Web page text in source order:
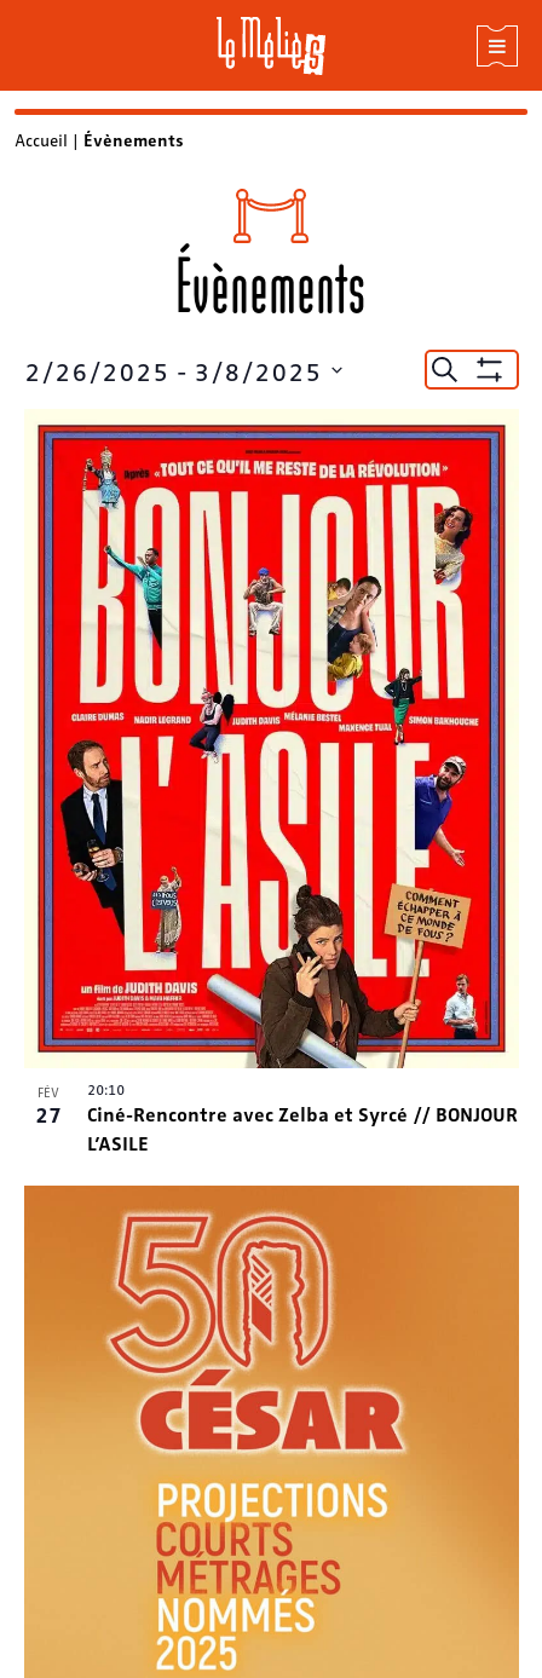
SkipAccueil | Évènements
Évènements
et
de
vues
Recherche
Montrer
Les
Filtres
2/26/2025 - 3/8/2025
la
date
FÉV
27
20:10
Ciné-Rencontre avec Zelba et Syrcé // BONJOUR
L’ASILE